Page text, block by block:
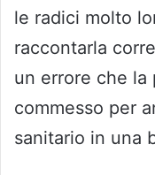
le radici molto
raccontarla
un errore che la
commesso per
sanitario in una